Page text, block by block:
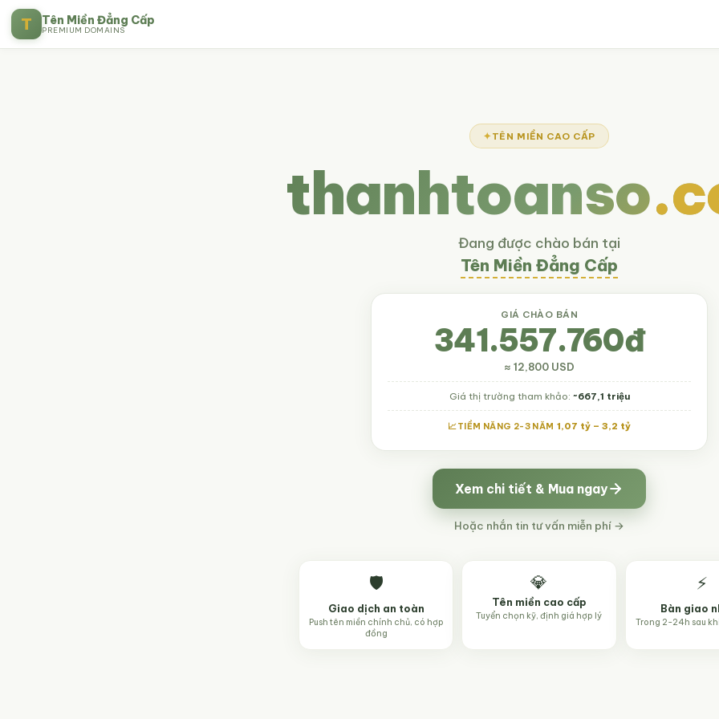
T Tên Miền Đẳng Cấp
PREMIUM DOMAINS
TÊN MIỀN CAO CẤP
thanhtoanso
Đang được chào bán tại
Tên Miền Đẳng Cấp
GIÁ CHÀO BÁN
341.557.760đ
≈ 12,800 USD
Giá thị trường tham khảo: ~667,1 triệu
TIỀM NĂNG 2-3 NĂM 1,07 tỷ – 3,2 tỷ
Xem chi tiết & Mua ngay
Hoặc nhắn tin tư vấn miễn phí →
🛡️
Giao dịch an toàn
Push tên miền chính chủ, có hợp
đồng
💎
Tên miền cao cấp
Tuyển chọn kỹ, định giá hợp lý
⚡
Bàn giao
Trong 2-24h sau